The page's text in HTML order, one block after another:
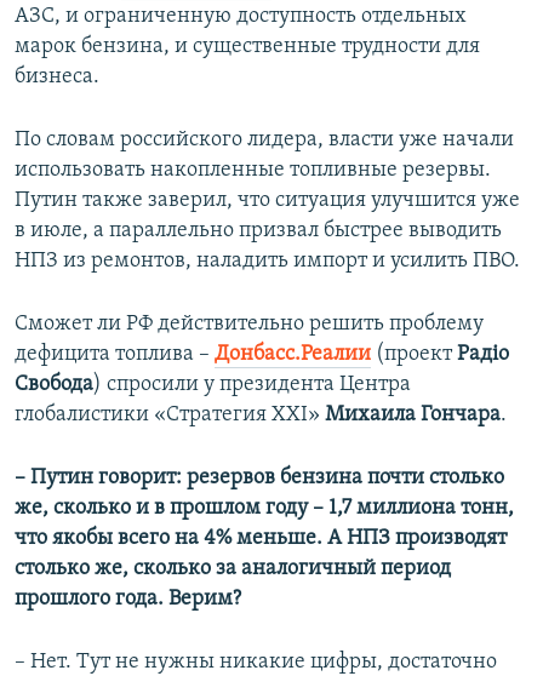
АЗС, и ограниченную доступность отдельных
марок бензина, и существенные трудности для
бизнеса.
По словам российского лидера, власти уже начали
использовать накопленные топливные резервы.
Путин также заверил, что ситуация улучшится уже
в июле, а параллельно призвал быстрее выводить
НПЗ из ремонтов, наладить импорт и усилить ПВО.
Сможет ли РФ действительно решить проблему
дефицита топлива – Донбасс.Реалии (проектРадіо
Свобода) спросили у президента Центра
глобалистики «Стратегия XXI» Михаила Гончара.
– Путин говорит: резервов бензина почти столько
же, сколько и в прошлом году – 1,7 миллиона тонн,
что якобы всего на 4% меньше. А НПЗ производят
столько же, сколько за аналогичный период
прошлого года. Верим?
– Нет. Тут не нужны никакие цифры, достаточно